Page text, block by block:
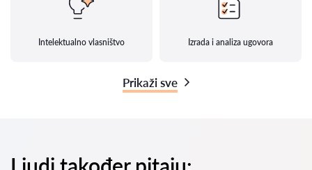
Intelektualno vlasništvo Izrada i analiza ugovora
Prikaži sve